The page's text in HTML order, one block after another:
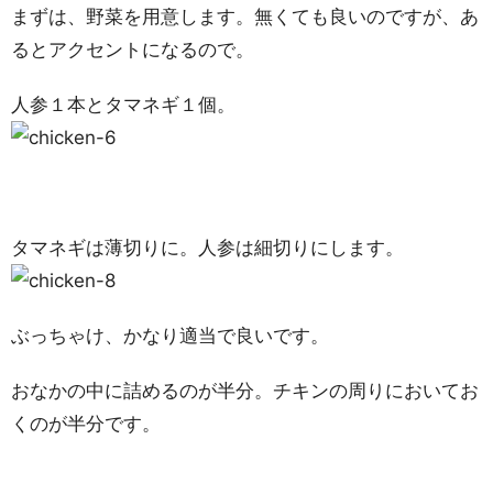
まずは、野菜を用意します。無くても良いのですが、あ
るとアクセントになるので。
人参１本とタマネギ１個。
タマネギは薄切りに。人参は細切りにします。
ぶっちゃけ、かなり適当で良いです。
おなかの中に詰めるのが半分。チキンの周りにおいてお
くのが半分です。